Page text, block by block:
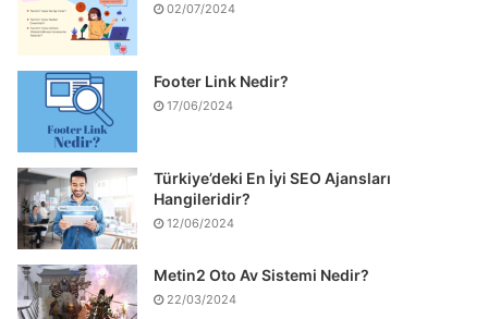
02/07/2024
Footer Link Nedir?
17/06/2024
Türkiye’deki En İyi SEO Ajansları
Hangileridir?
12/06/2024
Metin2 Oto Av Sistemi Nedir?
22/03/2024